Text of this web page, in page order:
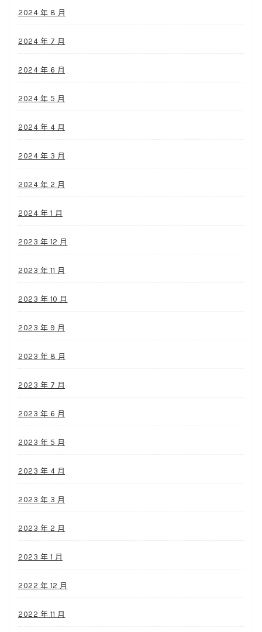
2024 年 8 月
2024 年 7 月
2024 年 6 月
2024 年 5 月
2024 年 4 月
2024 年 3 月
2024 年 2 月
2024 年 1 月
2023 年 12 月
2023 年 11 月
2023 年 10 月
2023 年 9 月
2023 年 8 月
2023 年 7 月
2023 年 6 月
2023 年 5 月
2023 年 4 月
2023 年 3 月
2023 年 2 月
2023 年 1 月
2022 年 12 月
2022 年 11 月